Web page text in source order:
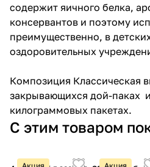
содержит яичного белка,
консервантов и поэтому
преимущественно, в
оздоровительных
Композиция Классическая
закрывающихся дой-паках
килограммовых пакетах.
С этим товаром